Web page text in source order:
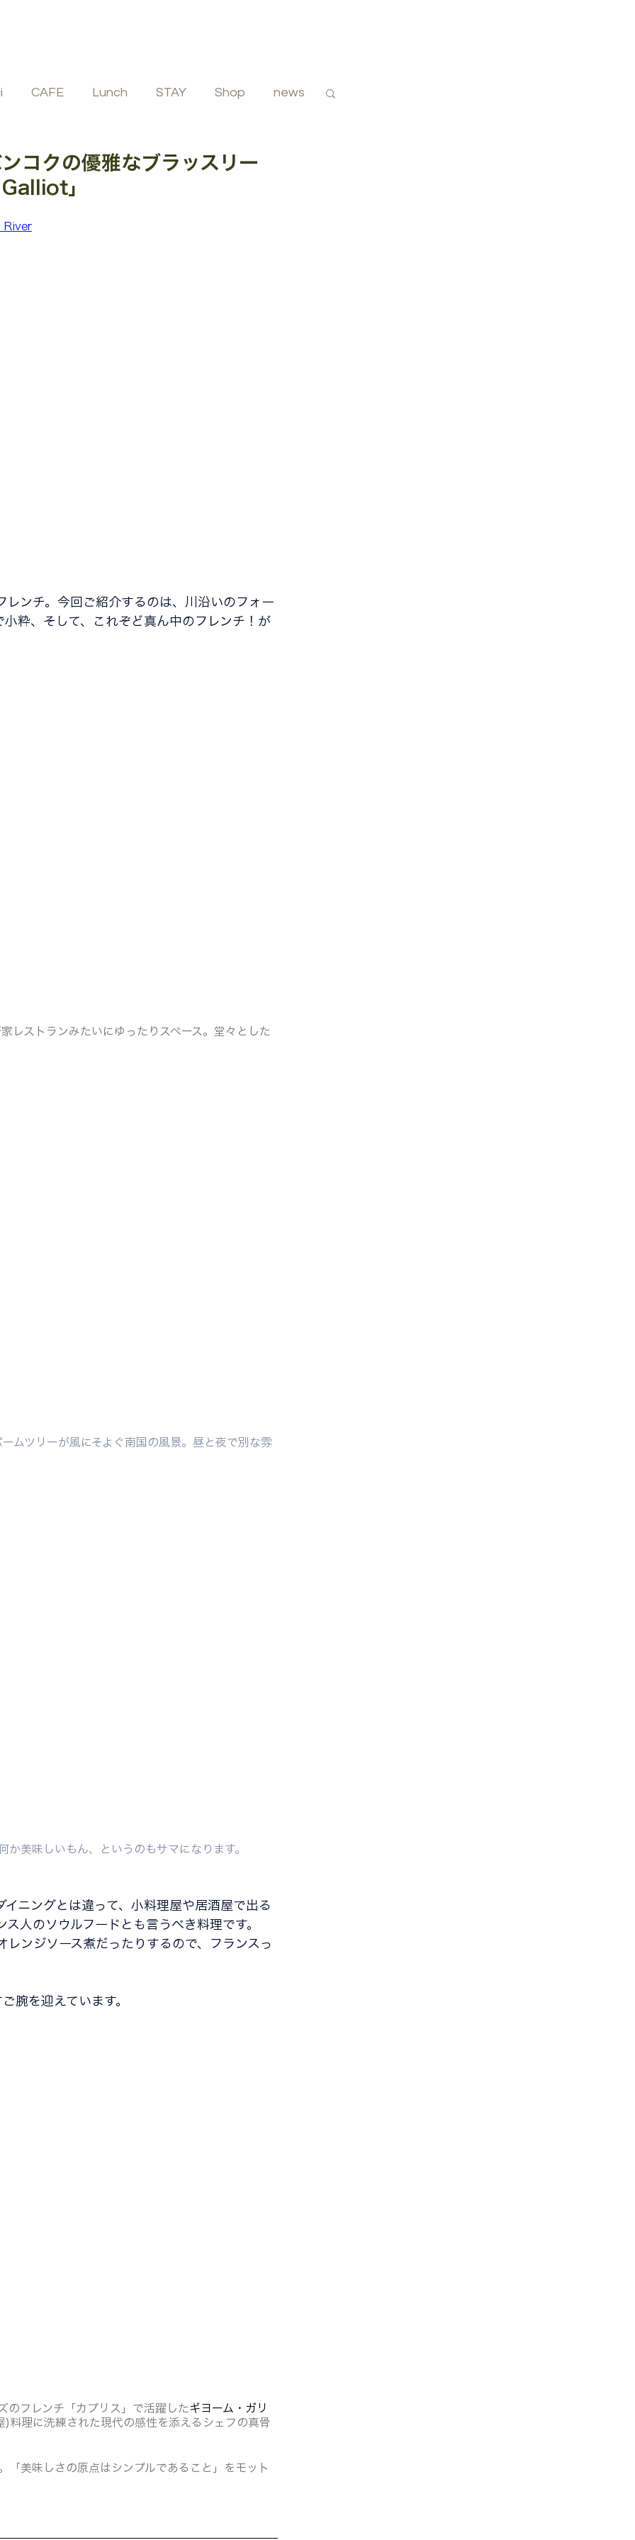
CAFE Lunch STAY Shop news
コクの優雅なブラッスリー
」
River
ンチ。今回ご紹介するのは、川沿いのフォー
粋、そして、これぞど真ん中のフレンチ！が
レストランみたいにゆったりスペース。堂々とした
ムツリーが風にそよぐ南国の風景。昼と夜で別な雰
美味しいもん、というのもサマになります。
ニングとは違って、小料理屋や居酒屋で出る
人のソウルフードとも言うべき料理です。
ンジソース煮だったりするので、フランスっ
腕を迎えています。
のフレンチ「カプリス」で活躍したギヨーム・ガリ
料理に洗練された現代の感性を添えるシェフの真骨
「美味しさの原点はシンプルであること」をモット